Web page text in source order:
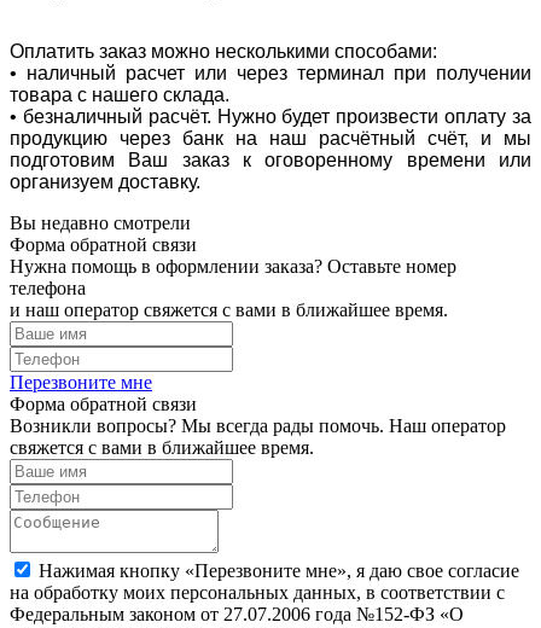
Оплатить заказ можно несколькими способами:
• наличный расчет или через терминал при получении
товара с нашего склада.
• безналичный расчёт. Нужно будет произвести оплату за
продукцию через банк на наш расчётный счёт, и мы
подготовим Ваш заказ к оговоренному времени или
организуем доставку.
Вы недавно смотрели
Форма обратной связи
Нужна помощь в оформлении заказа? Оставьте номер
телефона
и наш оператор свяжется с вами в ближайшее время.
Перезвоните мне
Форма обратной связи
Возникли вопросы? Мы всегда рады помочь. Наш оператор
свяжется с вами в ближайшее время.
Нажимая кнопку «Перезвоните мне», я даю свое согласие
на обработку моих персональных данных, в соответствии с
Федеральным законом от 27.07.2006 года №152-ФЗ «О